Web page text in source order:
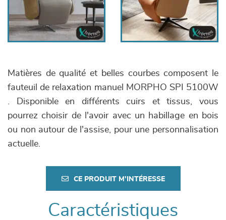
Matières de qualité et belles courbes composent le
fauteuil de relaxation manuel MORPHO SPI 5100W
. Disponible en différents cuirs et tissus, vous
pourrez choisir de l'avoir avec un habillage en bois
ou non autour de l'assise, pour une personnalisation
actuelle.
CE PRODUIT M'INTÉRESSE
Caractéristiques